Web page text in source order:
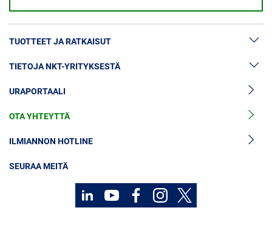
TUOTTEET JA RATKAISUT
Suurjännitekaapeliratkaisut
Suurjännitekaapelitarvikkeet
Keskijännitekaapelit
Keskijännitekaapelitarvikkeet
TIETOJA NKT-YRITYKSESTÄ
Uutiset & lehdistö
Tietoa meistä
Sijoittajat
Kestävä kehitys
URAPORTAALI
OTA YHTEYTTÄ
ILMIANNON HOTLINE
SEURAA MEITÄ